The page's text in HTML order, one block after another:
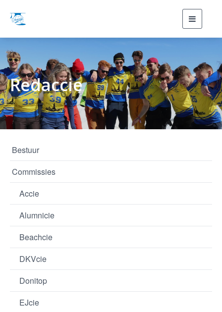
Toggle
Redaccie
Bestuur
Commissies
Accie
Alumnicie
Beachcie
DKVcie
Donitop
EJcie